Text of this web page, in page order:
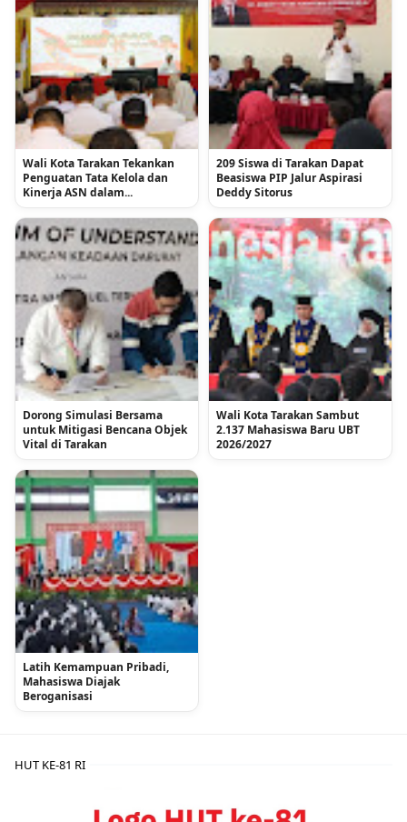
Wali Kota Tarakan Tekankan
Penguatan Tata Kelola dan
Kinerja ASN dalam...
209 Siswa di Tarakan Dapat
Beasiswa PIP Jalur Aspirasi
Deddy Sitorus
Dorong Simulasi Bersama
untuk Mitigasi Bencana Objek
Vital di Tarakan
Wali Kota Tarakan Sambut
2.137 Mahasiswa Baru UBT
2026/2027
Latih Kemampuan Pribadi,
Mahasiswa Diajak
Beroganisasi
HUT KE-81 RI